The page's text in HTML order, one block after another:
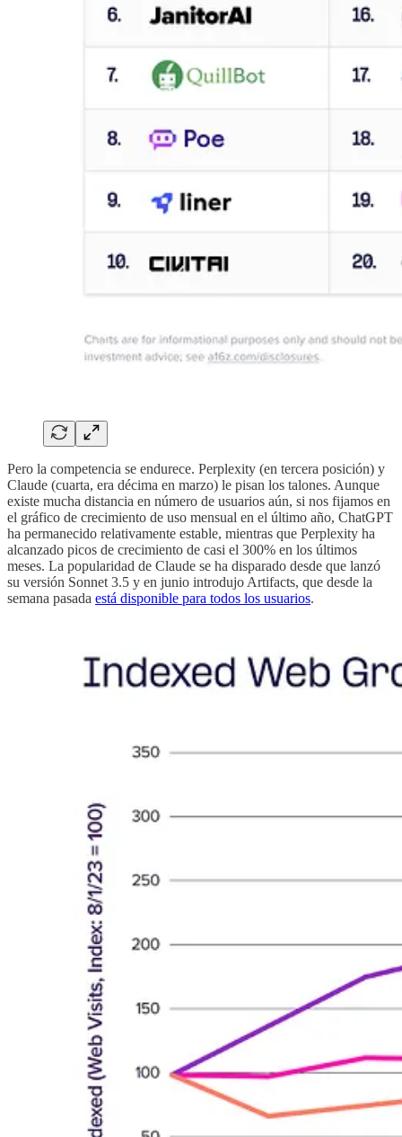
Pero la competencia se endurece. Perplexity (en tercera posición) y
Claude (cuarta, era décima en marzo) le pisan los talones. Aunque
existe mucha distancia en número de usuarios aún, si nos fijamos en
el gráfico de crecimiento de uso mensual en el último año, ChatGPT
ha permanecido relativamente estable, mientras que Perplexity ha
alcanzado picos de crecimiento de casi el 300% en los últimos
meses. La popularidad de Claude se ha disparado desde que lanzó
su versión Sonnet 3.5 y en junio introdujo Artifacts, que desde la
semana pasada está disponible para todos los usuarios.